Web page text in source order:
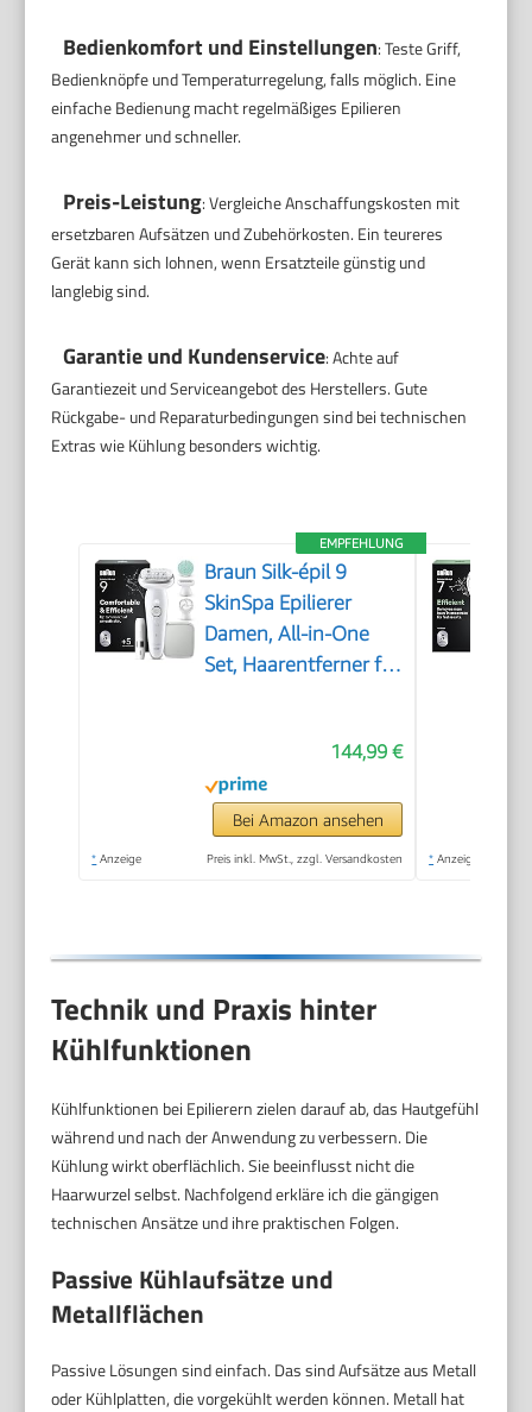
Bedienkomfort und Einstellungen: Teste Griff,
Bedienknöpfe und Temperaturregelung, falls möglich. Eine
einfache Bedienung macht regelmäßiges Epilieren
angenehmer und schneller.
Preis-Leistung: Vergleiche Anschaffungskosten mit
ersetzbaren Aufsätzen und Zubehörkosten. Ein teureres
Gerät kann sich lohnen, wenn Ersatzteile günstig und
langlebig sind.
Garantie und Kundenservice: Achte auf
Garantiezeit und Serviceangebot des Herstellers. Gute
Rückgabe- und Reparaturbedingungen sind bei technischen
Extras wie Kühlung besonders wichtig.
EMPFEHLUNG
Braun Silk-épil 9
SkinSpa Epilierer
Damen, All-in-One
Set, Haarentferner für
Wasserdicht — Inkl.
Facespa
Gesichtshaarentferner
144,99 €
Bei Amazon ansehen
* Anzeige Preis inkl. MwSt., zzgl. Versandkosten * Anzeige
Technik und Praxis hinter
Kühlfunktionen
Kühlfunktionen bei Epilierern zielen darauf ab, das Hautgefühl
während und nach der Anwendung zu verbessern. Die
Kühlung wirkt oberflächlich. Sie beeinflusst nicht die
Haarwurzel selbst. Nachfolgend erkläre ich die gängigen
technischen Ansätze und ihre praktischen Folgen.
Passive Kühlaufsätze und
Metallflächen
Passive Lösungen sind einfach. Das sind Aufsätze aus Metall
oder Kühlplatten, die vorgekühlt werden können. Metall hat